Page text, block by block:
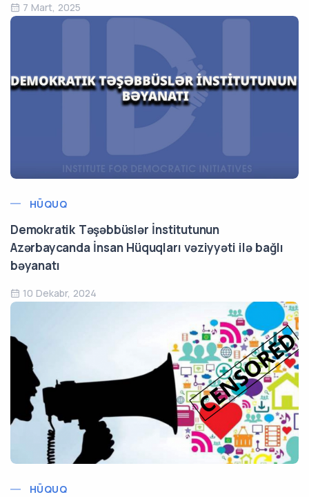
7 Mart, 2025
HÜQUQ
Demokratik Təşəbbüslər İnstitutunun
Azərbaycanda İnsan Hüquqları vəziyyəti ilə bağlı
bəyanatı
10 Dekabr, 2024
HÜQUQ